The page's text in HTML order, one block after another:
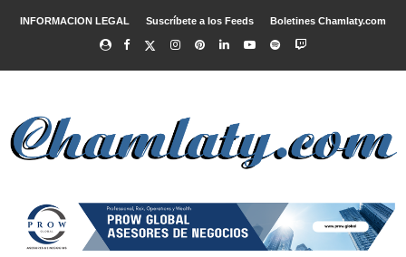
INFORMACION LEGAL Suscríbete a los Feeds Boletines Chamlaty.com